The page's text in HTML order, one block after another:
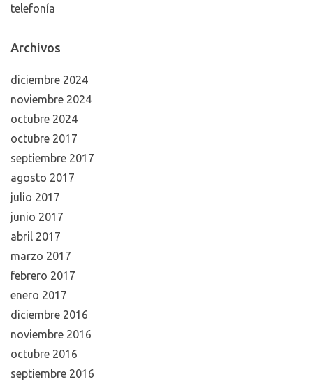
telefonía
Archivos
diciembre 2024
noviembre 2024
octubre 2024
octubre 2017
septiembre 2017
agosto 2017
julio 2017
junio 2017
abril 2017
marzo 2017
febrero 2017
enero 2017
diciembre 2016
noviembre 2016
octubre 2016
septiembre 2016